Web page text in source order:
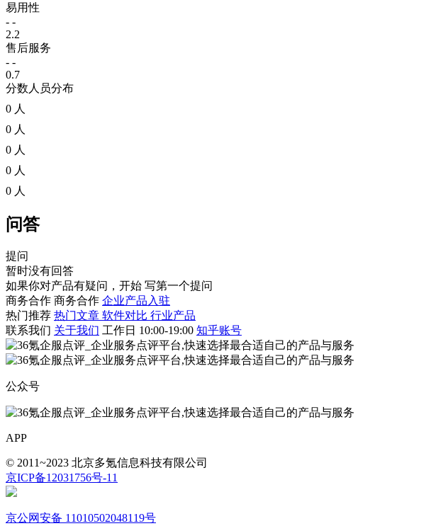
易用性
- -
2.2
售后服务
- -
0.7
分数人员分布
0 人
0 人
0 人
0 人
0 人
问答
提问
暂时没有回答
如果你对产品有疑问，开始 写第一个提问
商务合作 商务合作 企业产品入驻
热门推荐 热门文章 软件对比 行业产品
联系我们 关于我们 工作日 10:00-19:00 知乎账号
公众号
APP
© 2011~2023 北京多氪信息科技有限公司
京ICP备12031756号-11
京公网安备 11010502048119号